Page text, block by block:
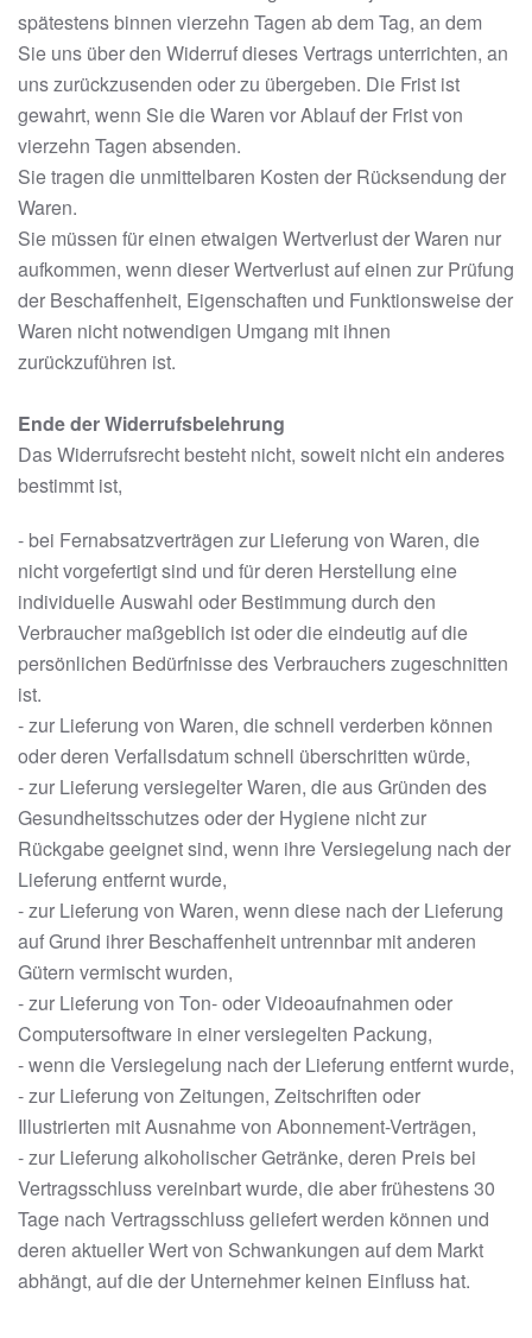
spätestens binnen vierzehn Tagen ab dem Tag, an dem
Sie uns über den Widerruf dieses Vertrags unterrichten, an
uns zurückzusenden oder zu übergeben. Die Frist ist
gewahrt, wenn Sie die Waren vor Ablauf der Frist von
vierzehn Tagen absenden.
Sie tragen die unmittelbaren Kosten der Rücksendung der
Waren.
Sie müssen für einen etwaigen Wertverlust der Waren nur
aufkommen, wenn dieser Wertverlust auf einen zur Prüfung
der Beschaffenheit, Eigenschaften und Funktionsweise der
Waren nicht notwendigen Umgang mit ihnen
zurückzuführen ist.
Ende der Widerrufsbelehrung
Das Widerrufsrecht besteht nicht, soweit nicht ein anderes
bestimmt ist,
- bei Fernabsatzverträgen zur Lieferung von Waren, die
nicht vorgefertigt sind und für deren Herstellung eine
individuelle Auswahl oder Bestimmung durch den
Verbraucher maßgeblich ist oder die eindeutig auf die
persönlichen Bedürfnisse des Verbrauchers zugeschnitten
ist.
- zur Lieferung von Waren, die schnell verderben können
oder deren Verfallsdatum schnell überschritten würde,
- zur Lieferung versiegelter Waren, die aus Gründen des
Gesundheitsschutzes oder der Hygiene nicht zur
Rückgabe geeignet sind, wenn ihre Versiegelung nach der
Lieferung entfernt wurde,
- zur Lieferung von Waren, wenn diese nach der Lieferung
auf Grund ihrer Beschaffenheit untrennbar mit anderen
Gütern vermischt wurden,
- zur Lieferung von Ton- oder Videoaufnahmen oder
Computersoftware in einer versiegelten Packung,
- wenn die Versiegelung nach der Lieferung entfernt wurde,
- zur Lieferung von Zeitungen, Zeitschriften oder
Illustrierten mit Ausnahme von Abonnement-Verträgen,
- zur Lieferung alkoholischer Getränke, deren Preis bei
Vertragsschluss vereinbart wurde, die aber frühestens 30
Tage nach Vertragsschluss geliefert werden können und
deren aktueller Wert von Schwankungen auf dem Markt
abhängt, auf die der Unternehmer keinen Einfluss hat.